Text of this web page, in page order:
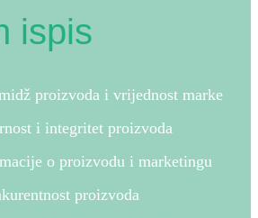
ispis
proizvoda i vrijednost marke
i integritet proizvoda
o proizvodu i marketingu
proizvoda